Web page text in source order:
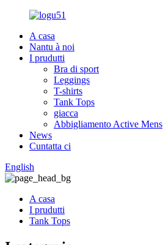
A casa
Nantu à noi
I prudutti
Bra di sport
Leggings
T-shirts
Tank Tops
giacca
Abbigliamento Active Mens
News
Cuntatta ci
English
A casa
I prudutti
Tank Tops